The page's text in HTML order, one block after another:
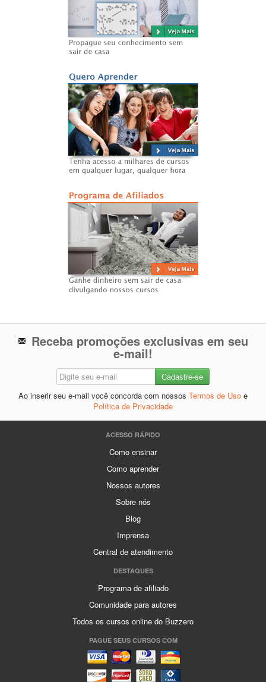
Receba promoções exclusivas em seu
e-mail!
Ao inserir seu e-mail você concorda com nossos Termos de Uso e
Política de Privacidade
ACESSO RÁPIDO
Como ensinar
Como aprender
Nossos autores
Sobre nós
Blog
Imprensa
Central de atendimento
DESTAQUES
Programa de afiliado
Comunidade para autores
Todos os cursos online do Buzzero
PAGUE SEUS CURSOS COM